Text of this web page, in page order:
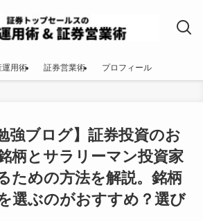
運用術 証券営業術 プロフィール
強ブログ】証券投資のお
柄とサラリーマン投資家
ための方法を解説。銘柄
選ぶのがおすすめ？選び